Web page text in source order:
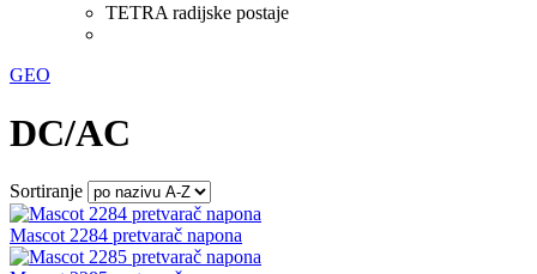
TETRA radijske postaje
GEO
DC/AC
Sortiranje
Mascot 2284 pretvarač napona